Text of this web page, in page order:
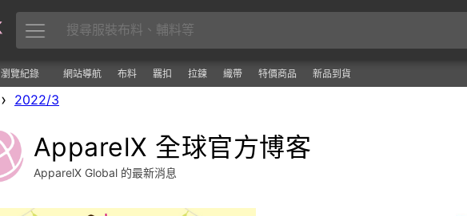
瀏覽紀錄 網站導航 布料 羈扣 拉鍊 織帶 特價商品 新品到貨
› 2022/3
ApparelX 全球官方博客
ApparelX Global 的最新消息